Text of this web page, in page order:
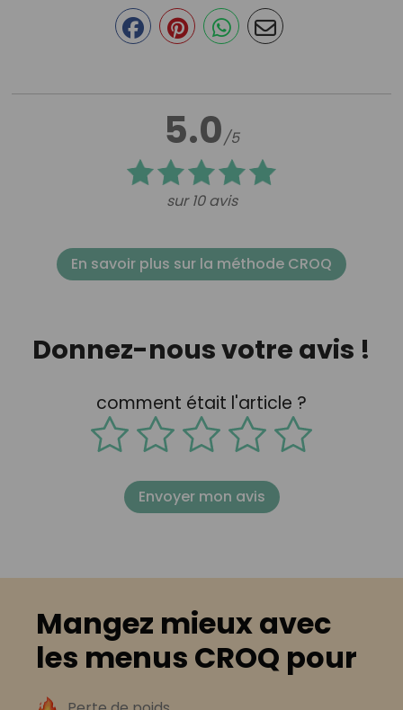
5.0/5
sur 10 avis
En savoir plus sur la méthode CROQ
Donnez-nous votre avis !
comment était l'article ?
Envoyer mon avis
Mangez mieux avec
les menus CROQ pour